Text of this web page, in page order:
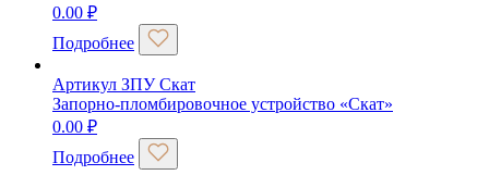
0.00 ₽
Подробнее
Артикул ЗПУ Скат
Запорно-пломбировочное устройство «Скат»
0.00 ₽
Подробнее